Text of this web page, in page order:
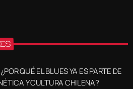
QUÉ EL BLUES YA ES PARTE DE
Y CULTURA CHILENA?